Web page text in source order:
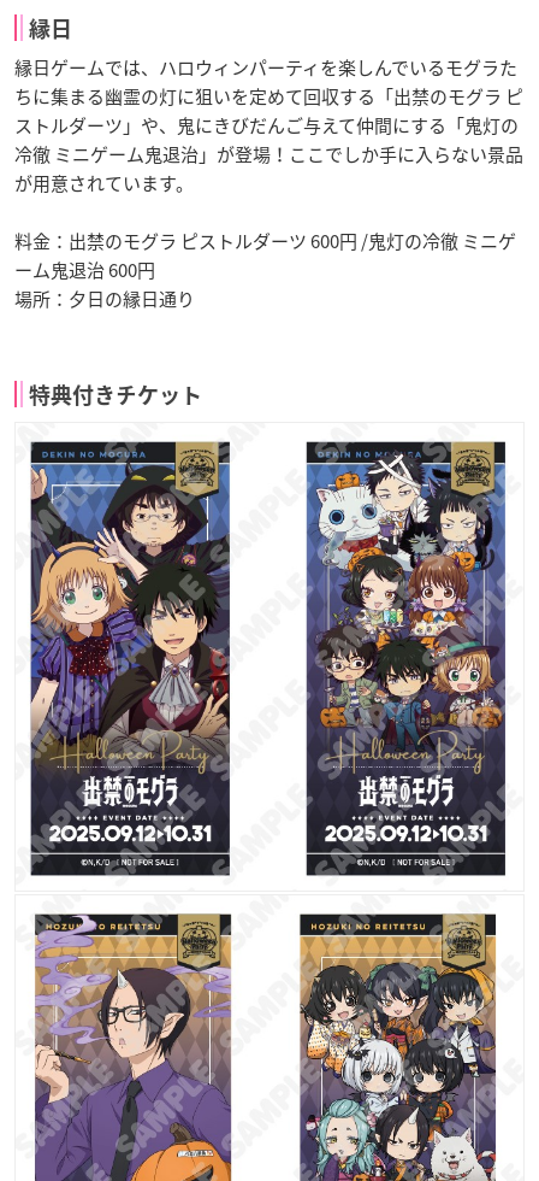
縁日
縁日ゲームでは、ハロウィンパーティを楽しんでいるモグラた
ちに集まる幽霊の灯に狙いを定めて回収する「出禁のモグラ ピ
ストルダーツ」や、鬼にきびだんご与えて仲間にする「鬼灯の
冷徹 ミニゲーム鬼退治」が登場！ここでしか手に入らない景品
が用意されています。
料金：出禁のモグラ ピストルダーツ 600円 /鬼灯の冷徹 ミニゲ
ーム鬼退治 600円
場所：夕日の縁日通り
特典付きチケット